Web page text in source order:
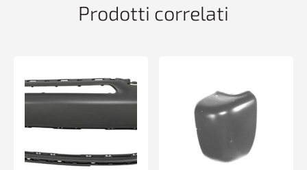
Prodotti correlati